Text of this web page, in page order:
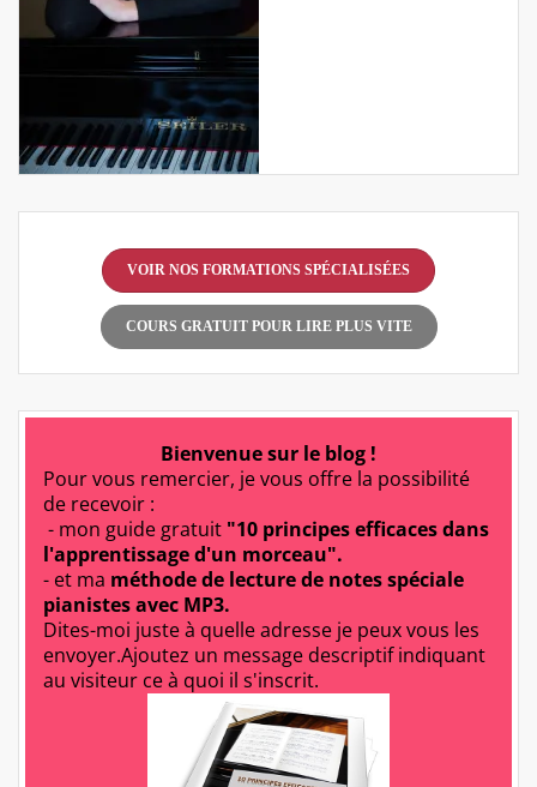
VOIR NOS FORMATIONS SPÉCIALISÉES
COURS GRATUIT POUR LIRE PLUS VITE